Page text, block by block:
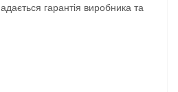
гарантія виробника та